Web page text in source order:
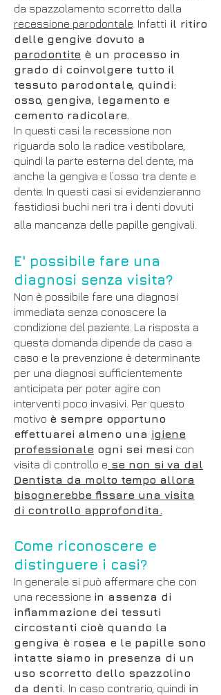
da spazzolamento scorretto dalla
recessione parodontale . Infatti il ritiro
delle gengive dovuto a
parodontite è un processo in
grado di coinvolgere tutto il
tessuto parodontale, quindi:
osso, gengiva, legamento e
cemento radicolare.
In questi casi la recessione non
riguarda solo la radice vestibolare,
quindi la parte esterna del dente, ma
anche la gengiva e l’osso tra dente e
dente. In questi casi si evidenzieranno
fastidiosi buchi neri tra i denti dovuti
alla mancanza delle papille gengivali.
E' possibile fare una
diagnosi senza visita?
Non è possibile fare una diagnosi
immediata senza conoscere la
condizione del paziente. La risposta a
questa domanda dipende da caso a
caso e la prevenzione è determinante
per una diagnosi sufficientemente
anticipata per poter agire con
interventi poco invasivi. Per questo
motivo è sempre opportuno
effettuarei almeno una igiene
professionale ogni sei mesi con
visita di controllo e se non si va dal
Dentista da molto tempo allora
bisognerebbe fissare una visita
di controllo approfondita.
Come riconoscere e
distinguere i casi?
In generale si può affermare che con
una recessione in assenza di
infiammazione dei tessuti
circostanti cioè quando la
gengiva è rosea e le papille sono
intatte siamo in presenza di un
uso scorretto dello spazzolino
da denti. In caso contrario, quindi in